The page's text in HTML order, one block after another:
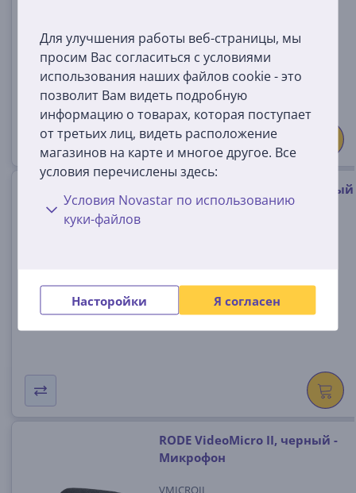
Для улучшения работы веб-страницы, мы
просим Вас согласиться с условиями
использования наших файлов cookie - это
позволит Вам видеть подробную
информацию о товарах, которая поступает
от третьих лиц, видеть расположение
магазинов на карте и многое другое. Все
условия перечислены здесь:
Условия Novastar по использованию
куки-файлов
Насторойки Я согласен
Цена:
9999 €
Dji Mic Mini 2, 1TX 1MRX, серый
- Беспроводной микрофон
Цена:
59
RODE VideoMicro II, черный -
Микрофон
VMICROII